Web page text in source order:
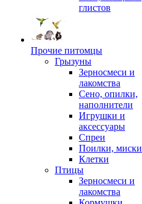
глистов
Прочие питомцы
Грызуны
Зерносмеси и
лакомства
Сено, опилки,
наполнители
Игрушки и
аксессуары
Спреи
Поилки, миски
Клетки
Птицы
Зерносмеси и
лакомства